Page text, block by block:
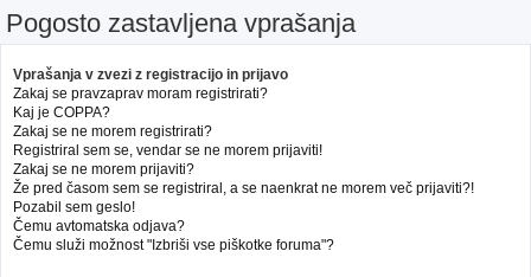
Pogosto zastavljena vprašanja
Vprašanja v zvezi z registracijo in prijavo
Zakaj se pravzaprav moram registrirati?
Kaj je COPPA?
Zakaj se ne morem registrirati?
Registriral sem se, vendar se ne morem prijaviti!
Zakaj se ne morem prijaviti?
Že pred časom sem se registriral, a se naenkrat ne morem več prijaviti?!
Pozabil sem geslo!
Čemu avtomatska odjava?
Čemu služi možnost "Izbriši vse piškotke foruma"?